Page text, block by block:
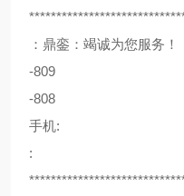
：鼎銮：竭诚为您服务！
-809
-808
手机:
: